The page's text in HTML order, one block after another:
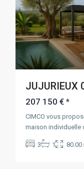
JUJURIEUX
207 150 €*
CIMCO vous
maison individuelle
3 1 80.00